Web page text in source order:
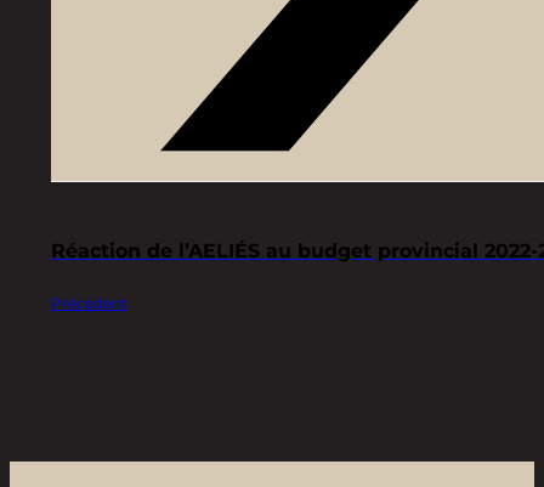
Précédent
Réaction de l’AELIÉS au budget provincial 2022-